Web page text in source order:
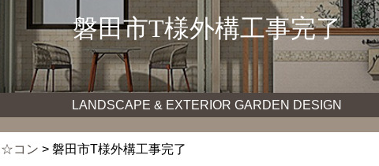
磐田市T様外構工事完了
LANDSCAPE & EXTERIOR GARDEN DESIGN
☆コン > 磐田市T様外構工事完了